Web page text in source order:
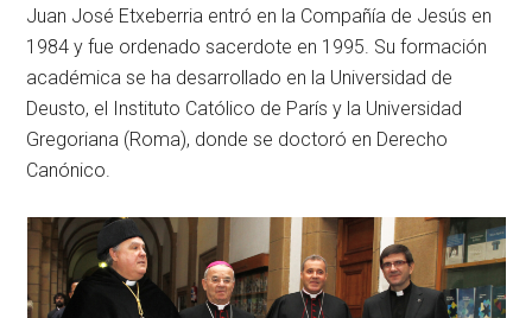
Juan José Etxeberria entró en la Compañía de Jesús en
1984 y fue ordenado sacerdote en 1995. Su formación
académica se ha desarrollado en la Universidad de
Deusto, el Instituto Católico de París y la Universidad
Gregoriana (Roma), donde se doctoró en Derecho
Canónico.